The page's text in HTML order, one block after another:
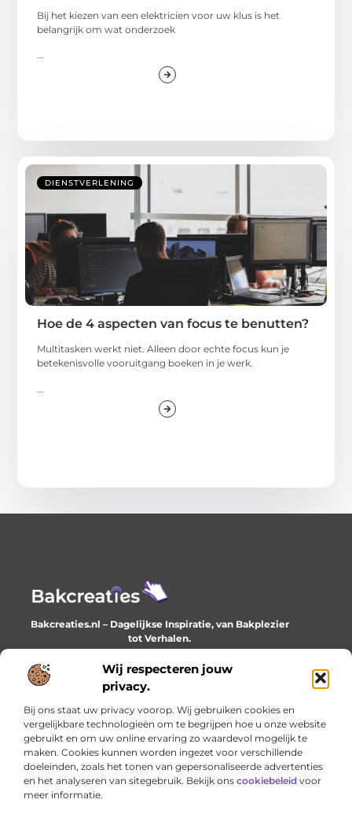
Wij respecteren jouw
privacy.
Bij ons staat uw privacy voorop. Wij gebruiken cookies en
vergelijkbare technologieën om te begrijpen hoe u onze website
gebruikt en om uw online ervaring zo waardevol mogelijk te
maken. Cookies kunnen worden ingezet voor verschillende
doeleinden, zoals het tonen van gepersonaliseerde advertenties
en het analyseren van sitegebruik. Bekijk ons cookiebeleid voor
meer informatie.
Bij het kiezen van een elektricien voor uw klus is het
belangrijk om wat onderzoek
...
DIENSTVERLENING
Hoe de 4 aspecten van focus te benutten?
Multitasken werkt niet. Alleen door echte focus kun je
betekenisvolle vooruitgang boeken in je werk.
Bakcreaties.nl – Dagelijkse Inspiratie, van Bakplezier
tot Verhalen.
Ontdek unieke en creatieve verhalen die je elke dag
verrijken en inspireren.
Onze informatie